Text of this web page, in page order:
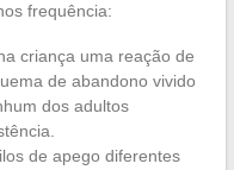
frequência:
criança uma reação de
de abandono vivido
dos adultos
de apego diferentes